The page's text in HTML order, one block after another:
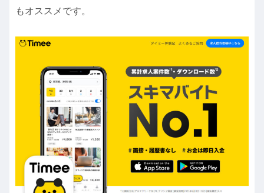
もオススメです。